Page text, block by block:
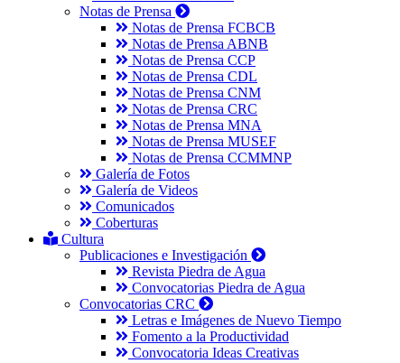
Notas de Prensa
Notas de Prensa FCBCB
Notas de Prensa ABNB
Notas de Prensa CCP
Notas de Prensa CDL
Notas de Prensa CNM
Notas de Prensa CRC
Notas de Prensa MNA
Notas de Prensa MUSEF
Notas de Prensa CCMMNP
Galería de Fotos
Galería de Videos
Comunicados
Coberturas
Cultura
Publicaciones e Investigación
Revista Piedra de Agua
Convocatorias Piedra de Agua
Convocatorias CRC
Letras e Imágenes de Nuevo Tiempo
Fomento a la Productividad
Convocatoria Ideas Creativas